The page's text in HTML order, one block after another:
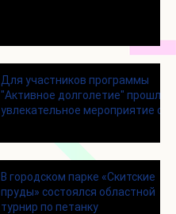
Для участников программы
"Активное долголетие" прошло
увлекательное мероприятие с
играми
В городском парке «Скитские
пруды» состоялся областной
турнир по петанку